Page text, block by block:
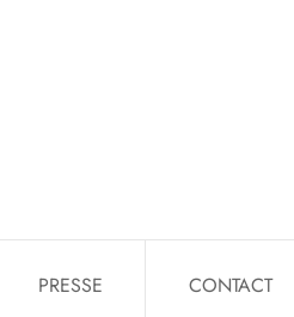
PRESSE CONTACT